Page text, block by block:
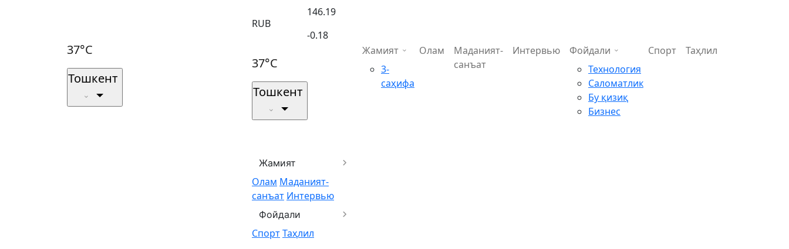
37°C
Тошкент
RUB
146.19
-0.18
37°C
Тошкент
Жамият
Олам Маданият-
санъат Интервью
Фойдали
СпортТаҳлил
Жамият
3-
саҳифа
Олам
Маданият-
санъат
Интервью
Фойдали
Технология
Саломатлик
Бу қизиқ
Бизнес
Спорт Таҳлил